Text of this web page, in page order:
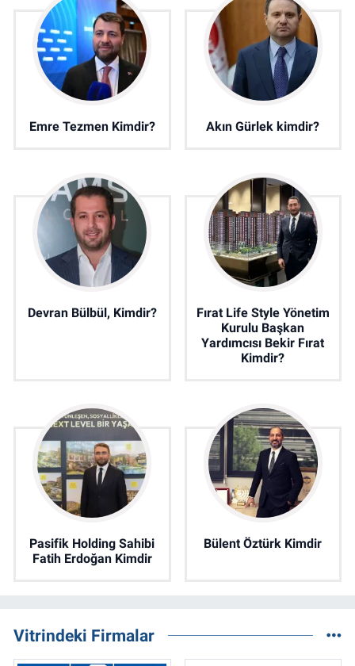
Emre Tezmen Kimdir? Akın Gürlek kimdir?
Devran Bülbül, Kimdir?
Fırat Life Style Yönetim
Kurulu Başkan
Yardımcısı Bekir Fırat
Kimdir?
Pasifik Holding Sahibi
Fatih Erdoğan Kimdir
Bülent Öztürk Kimdir
Vitrindeki Firmalar